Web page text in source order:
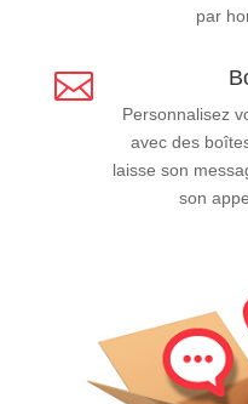
par

Personnalisez
avec des
laisse son
son